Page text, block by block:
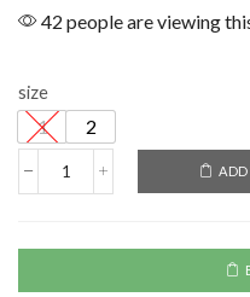
42 people are viewing
size
1 2
ADD